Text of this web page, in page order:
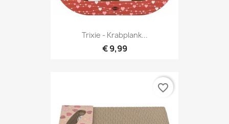
Trixie - Krabplank...
€ 9,99
favorite_border